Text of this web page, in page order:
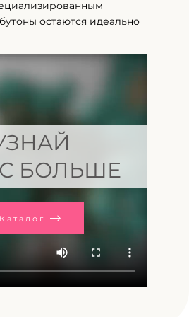
остаются идеально
БОЛЬШЕ
Каталог